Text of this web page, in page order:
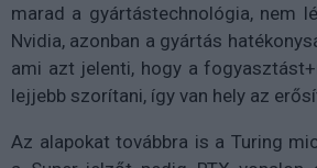
marad a gyártástechnológia, nem
Nvidia, azonban a gyártás
ami azt jelenti, hogy a
lejjebb szorítani, így van hely az
Az alapokat továbbra is a Turing